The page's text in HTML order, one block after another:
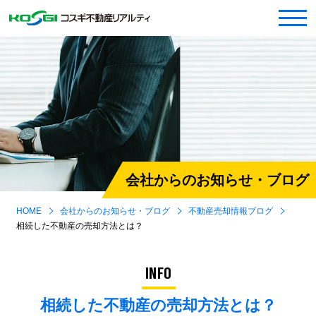
会社からのお知らせ・ブログ
HOME 会社からのお知らせ・ブログ
不動産売却情報ブログ
相続した不動産の売却方法とは？
INFO
相続した不動産の売却方法とは？